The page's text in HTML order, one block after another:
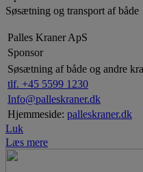
Søsætning og transport af både
Palles Kraner ApS
Sponsor
Søsætning af både og andre
tlf. +45 5599 1230
Info@palleskraner.dk
Hjemmeside: palleskraner.dk
Luk
Læs mere